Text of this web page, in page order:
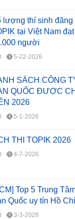
lượng thí sinh đăng
tại Việt Nam
người
5-22-2026
SÁCH CÔNG
QUỐC ĐƯỢC
2026
5-1-2026
THI TOPIK 2026
4-7-2026
Top 5 Trung
Quốc uy tín Hồ
3-3-2026